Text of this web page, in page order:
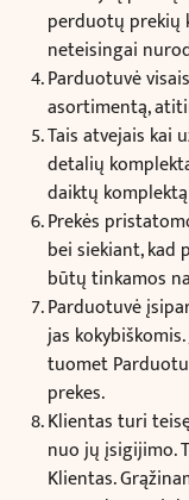
perduotų prekių
neteisingai
Parduotuvė
asortimentą,
Tais atvejais kai
detalių
daiktų
Prekės
bei siekiant, kad
būtų tinkamos
Parduotuvė
jas
tuomet
prekes.
Klientas turi
nuo jų įsigijimo.
Klientas.